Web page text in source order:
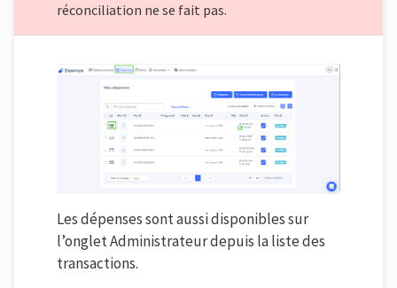
réconciliation ne se fait pas.
Les dépenses sont aussi disponibles sur
l’onglet Administrateur depuis la liste des
transactions.